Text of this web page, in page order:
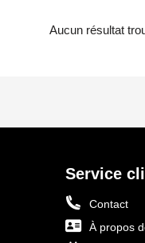
Aucun résultat
Service
Contact
À propos